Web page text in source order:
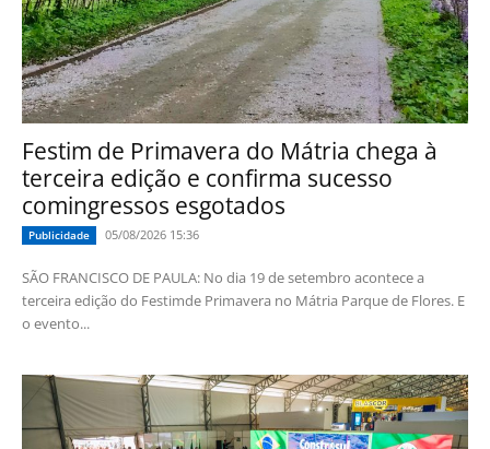
Festim de Primavera do Mátria chega à
terceira edição e confirma sucesso
comingressos esgotados
Publicidade 05/08/2026 15:36
SÃO FRANCISCO DE PAULA: No dia 19 de setembro acontece a
terceira edição do Festimde Primavera no Mátria Parque de Flores. E
o evento...